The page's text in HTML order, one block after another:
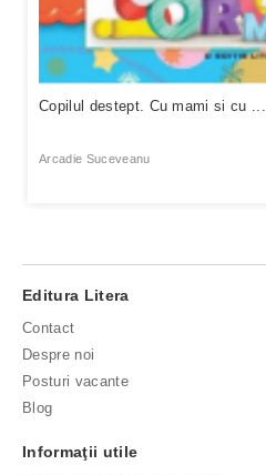
Copilul destept. Cu mami si cu ...
Arcadie Suceveanu
Editura Litera
Contact
Despre noi
Posturi vacante
Blog
Informaţii utile